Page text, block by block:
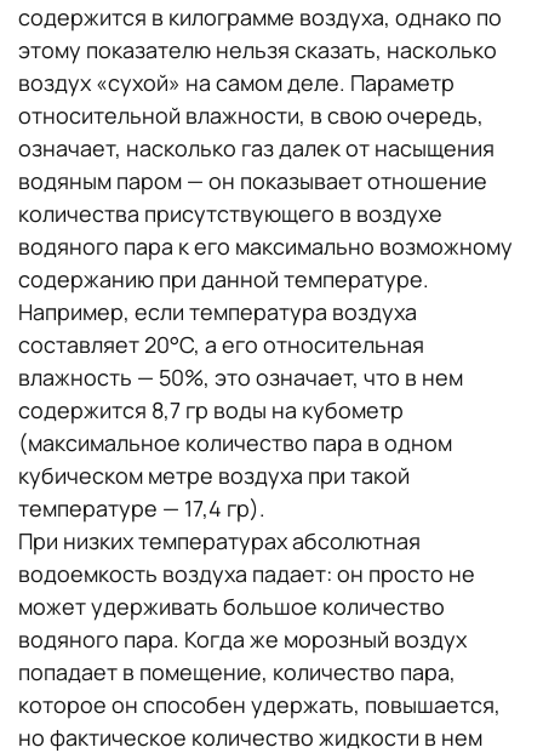
содержится в килограмме воздуха, однако по
этому показателю нельзя сказать, насколько
воздух «сухой» на самом деле. Параметр
относительной влажности, в свою очередь,
означает, насколько газ далек от насыщения
водяным паром — он показывает отношение
количества присутствующего в воздухе
водяного пара к его максимально возможному
содержанию при данной температуре.
Например, если температура воздуха
составляет 20°С, а его относительная
влажность — 50%, это означает, что в нем
содержится 8,7 гр воды на кубометр
(максимальное количество пара в одном
кубическом метре воздуха при такой
температуре — 17,4 гр).
При низких температурах абсолютная
водоемкость воздуха падает: он просто не
может удерживать большое количество
водяного пара. Когда же морозный воздух
попадает в помещение, количество пара,
которое он способен удержать, повышается,
но фактическое количество жидкости в нем